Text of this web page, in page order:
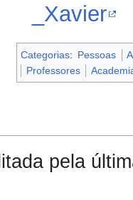
_Xavier
Categorias: Pessoas
Professores
pela